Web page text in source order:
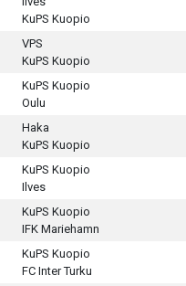
KuPS Kuopio
VPS
KuPS Kuopio
KuPS Kuopio
Oulu
Haka
KuPS Kuopio
KuPS Kuopio
Ilves
KuPS Kuopio
IFK Mariehamn
KuPS Kuopio
FC Inter Turku